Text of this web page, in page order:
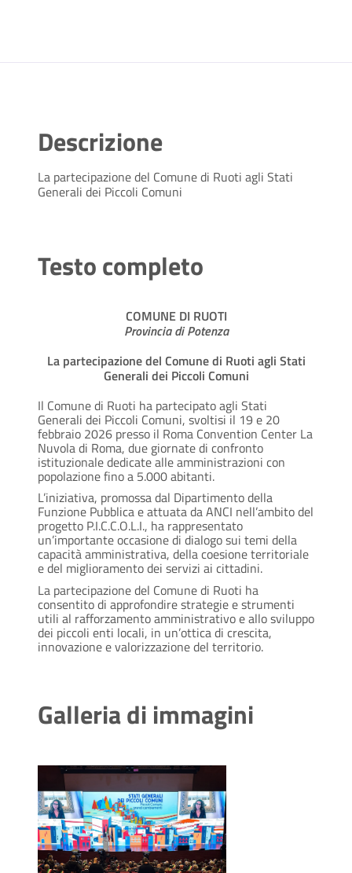
Descrizione
La partecipazione del Comune di Ruoti agli Stati
Generali dei Piccoli Comuni
Testo completo
COMUNE DI RUOTI
Provincia di Potenza
La partecipazione del Comune di Ruoti agli Stati
Generali dei Piccoli Comuni
Il Comune di Ruoti ha partecipato agli Stati
Generali dei Piccoli Comuni, svoltisi il 19 e 20
febbraio 2026 presso il Roma Convention Center La
Nuvola di Roma, due giornate di confronto
istituzionale dedicate alle amministrazioni con
popolazione fino a 5.000 abitanti.
L’iniziativa, promossa dal Dipartimento della
Funzione Pubblica e attuata da ANCI nell’ambito del
progetto P.I.C.C.O.L.I., ha rappresentato
un’importante occasione di dialogo sui temi della
capacità amministrativa, della coesione territoriale
e del miglioramento dei servizi ai cittadini.
La partecipazione del Comune di Ruoti ha
consentito di approfondire strategie e strumenti
utili al rafforzamento amministrativo e allo sviluppo
dei piccoli enti locali, in un’ottica di crescita,
innovazione e valorizzazione del territorio.
Galleria di immagini